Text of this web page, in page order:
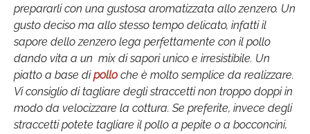
prepararli con una gustosa aromatizzata allo zenzero. Un
gusto deciso ma allo stesso tempo delicato, infatti il
sapore dello zenzero lega perfettamente con il pollo
dando vita a un mix di sapori unico e irresistibile. Un
piatto a base dipolloche è molto semplice da realizzare.
Vi consiglio di tagliare degli straccetti non troppo doppi in
modo da velocizzare la cottura. Se preferite, invece degli
straccetti potete tagliare il pollo a pepite o a bocconcini,